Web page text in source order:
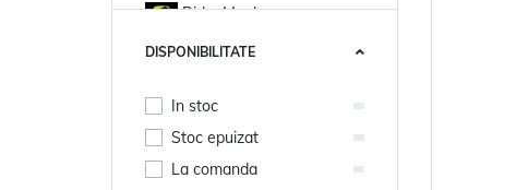
RidgeMonkey
Trakker
Fox
Mivardi
NGT
DISPONIBILITATE
In stoc
Stoc epuizat
La comanda